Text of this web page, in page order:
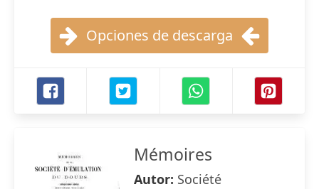
Opciones de descarga
Mémoires
Autor: Société